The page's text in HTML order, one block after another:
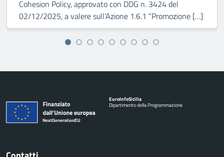
Cohesion Policy, approvato con DDG n. 3424 del
02/12/2025, a valere sull’Azione 1.6.1 “Promozione […]
EuroInfoSicilia
Dipartimento della Programmazione